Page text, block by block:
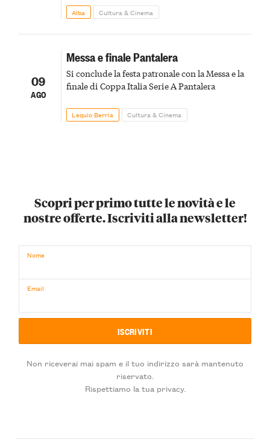
Alba Cultura & Cinema
09
AGO
Messa e finale Pantalera
Si conclude la festa patronale con la Messa e la
finale di Coppa Italia Serie A Pantalera
Lequio Berria Cultura & Cinema
Scopri per primo tutte le novità e le
nostre offerte. Iscriviti alla newsletter!
Nome
Email
Non riceverai mai spam e il tuo indirizzo sarà mantenuto
riservato.
Rispettiamo la tua privacy.